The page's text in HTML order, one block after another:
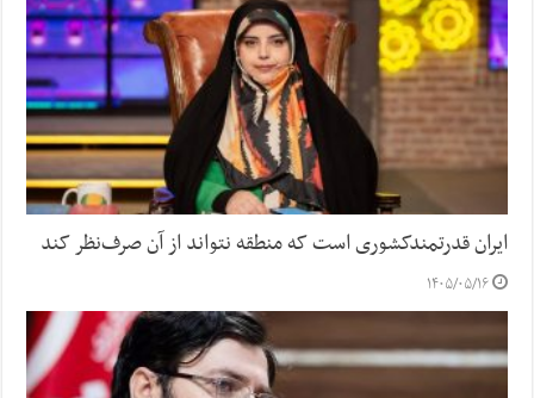
ایران قدرتمندکشوری است که منطقه نتواند از آن صرف‌نظر کند
۱۴۰۵/۰۵/۱۶